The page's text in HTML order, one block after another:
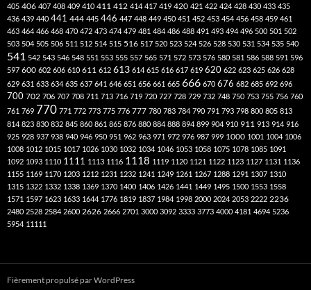
405 406 407 408 409 410 411 412 414 417 419 420 421 422 424 428 430 433 435
436 439 440 441 444 445 446 447 448 449 450 451 452 453 454 456 458 459 461
463 464 466 468 470 472 473 474 479 481 484 486 488 491 493 494 496 500 501 502
503 504 505 506 511 512 514 515 516 517 520 523 524 526 528 530 531 534 535 540
541 542 543 546 548 551 553 555 557 565 571 572 573 576 580 581 586 588 591 596
597 600 602 606 610 611 612 613 614 615 616 617 619 620 622 623 625 626 628
629 631 633 634 635 637 641 646 651 656 661 665 666 670 676 682 685 692 696
700 702 706 707 708 711 713 716 719 720 727 728 729 732 748 750 753 755 756 760
761 769 770 771 772 773 775 776 777 780 783 784 790 791 793 798 800 805 813
814 823 830 832 845 860 861 865 876 880 884 888 894 899 904 910 911 913 914 916
925 928 937 938 940 946 950 951 962 963 971 972 976 987 999 1000 1001 1004 1006
1008 1012 1015 1017 1026 1030 1032 1034 1046 1053 1058 1075 1078 1085 1091
1092 1093 1110 1111 1113 1116 1118 1119 1120 1121 1122 1123 1127 1131 1136
1155 1169 1170 1203 1212 1231 1232 1241 1249 1261 1267 1288 1291 1307 1310
1315 1322 1332 1338 1369 1370 1400 1406 1426 1441 1449 1495 1500 1553 1558
1571 1597 1623 1633 1644 1776 1819 1837 1984 1998 2000 2024 2053 2222 2236
2480 2528 2584 2600 2626 2666 2701 3000 3092 3333 3773 4000 4181 4694 5236
5954 11111
Fièrement propulsé par WordPress